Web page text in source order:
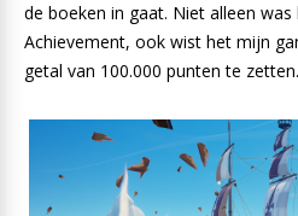
de boeken in gaat. Niet alleen
Achievement, ook wist het mijn
getal van 100.000 punten te zetten.